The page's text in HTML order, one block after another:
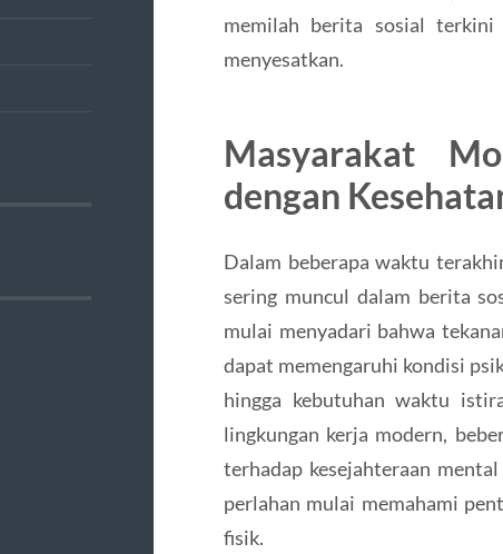
memilah berita sosial
menyesatkan.
Masyarakat
dengan
Dalam beberapa waktu
sering muncul dalam berita
mulai menyadari bahwa
dapat memengaruhi kondisi
hingga kebutuhan waktu
lingkungan kerja modern,
terhadap kesejahteraan
perlahan mulai memahami
fisik.